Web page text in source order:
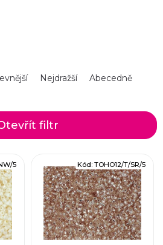
0 vám pomohou dosáhnout
Nejdražší Abecedně
filtr
5 Kód: TOHO12/T/SR/5